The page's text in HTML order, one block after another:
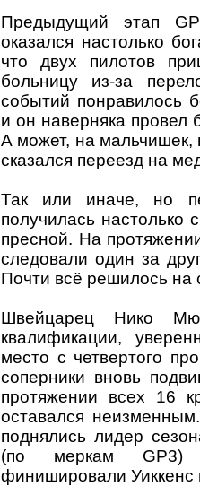
Предыдущий этап
оказался настолько
что двух пилотов
больницу из-за
событий понравилось
и он наверняка провел
А может, на мальчишек,
сказался переезд на
Так или иначе, но
получилась настолько
пресной. На
следовали один за
Почти всё решилось на
Швейцарец Нико
квалификации,
место с четвертого
соперники вновь
протяжении всех 16
оставался
поднялись лидер
(по меркам GP3)
финишировали Уиккенс